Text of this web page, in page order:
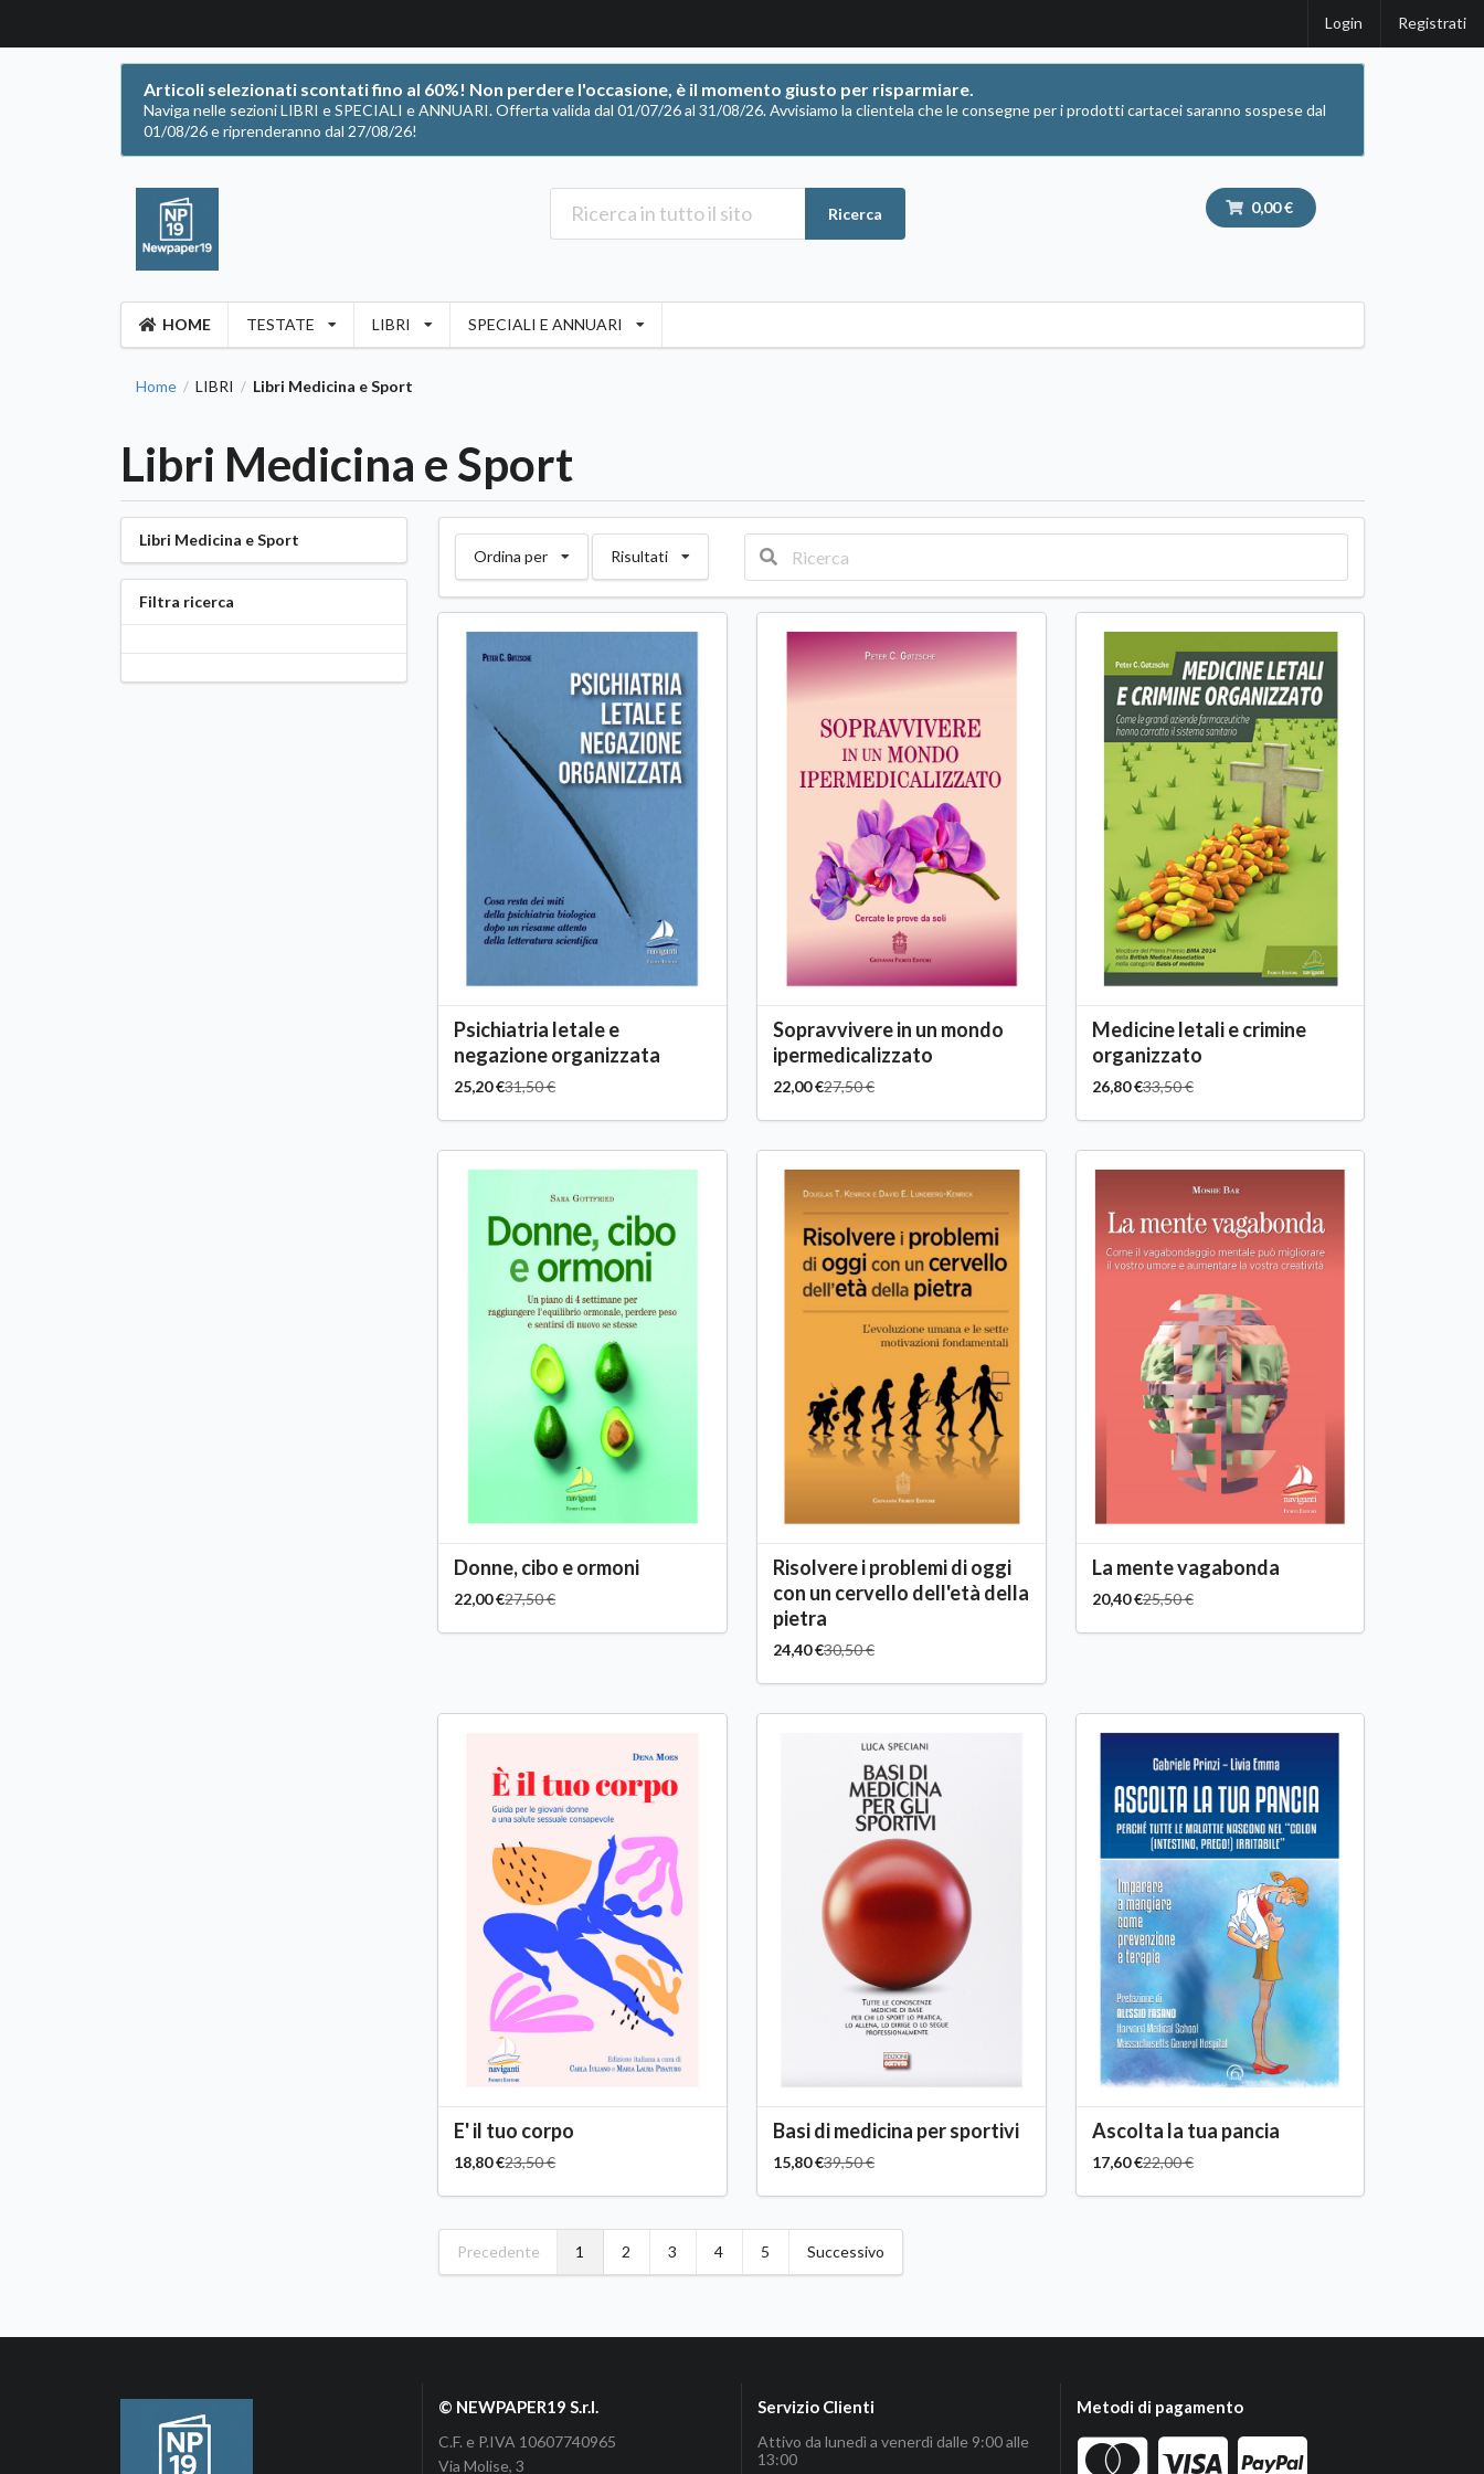
Login Registrati
Articoli selezionati scontati fino al 60%! Non perdere l'occasione, è il momento giusto per risparmiare.
Naviga nelle sezioni LIBRI e SPECIALI e ANNUARI. Offerta valida dal 01/07/26 al 31/08/26. Avvisiamo la clientela che le consegne per i prodotti cartacei saranno sospese dal
01/08/26 e riprenderanno dal 27/08/26!
Ricerca 0,00 €
HOME TESTATE LIBRI SPECIALI E ANNUARI
Home / LIBRI / Libri Medicina e Sport
Libri Medicina e Sport
Libri Medicina e Sport
Filtra ricerca
Ordina per Risultati
Psichiatria letale e
negazione organizzata
25,20 €31,50 €
Sopravvivere in un mondo
ipermedicalizzato
22,00 €27,50 €
Medicine letali e crimine
organizzato
26,80 €33,50 €
Donne, cibo e ormoni
22,00 €27,50 €
Risolvere i problemi di oggi
con un cervello dell'età della
pietra
24,40 €30,50 €
La mente vagabonda
20,40 €25,50 €
E' il tuo corpo
18,80 €23,50 €
Basi di medicina per sportivi
15,80 €39,50 €
Ascolta la tua pancia
17,60 €22,00 €
Precedente 1 2 3 4 5 Successivo
© NEWPAPER19 S.r.l.
C.F. e P.IVA 10607740965
Via Molise, 3
Servizio Clienti
Attivo da lunedì a venerdì dalle 9:00 alle
13:00
Metodi di pagamento